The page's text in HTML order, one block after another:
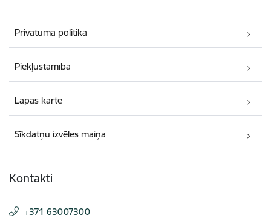
Privātuma politika
Piekļūstamība
Lapas karte
Sīkdatņu izvēles maiņa
Kontakti
+371 63007300